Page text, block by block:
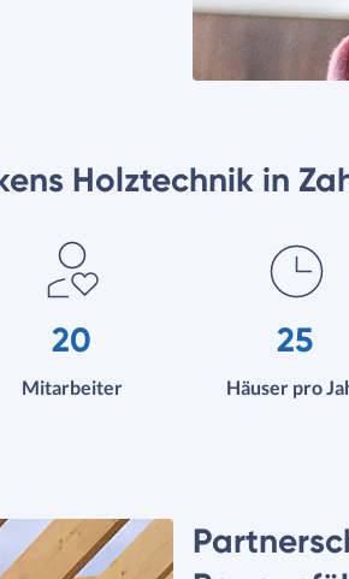
Holztechnik in
20
Mitarbeiter
25
Häuser pro